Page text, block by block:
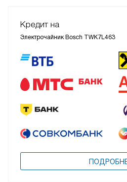
Кредит на
Электрочайник Bosch TWK7L463